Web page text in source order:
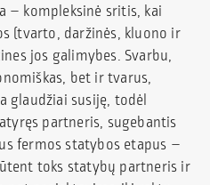
– kompleksinė sritis, kai
(tvarto, daržinės, kluono ir
jos galimybes. Svarbu,
bet ir tvarus,
glaudžiai susiję, todėl
partneris, sugebantis
fermos statybos etapus –
toks statybų partneris ir